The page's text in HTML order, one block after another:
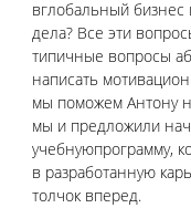
вглобальный бизнес
дела? Все эти
типичные вопросы
написать
мы поможем Антону
мы и предложили
учебнуюпрограмму,
в разработанную
толчок вперед.